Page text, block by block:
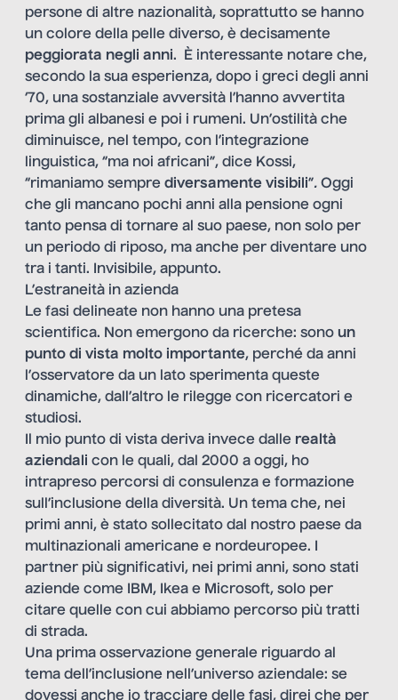
persone di altre nazionalità, soprattutto se hanno
un colore della pelle diverso, è decisamente
peggiorata negli anni. È interessante notare che,
secondo la sua esperienza, dopo i greci degli anni
‘70, una sostanziale avversità l’hanno avvertita
prima gli albanesi e poi i rumeni. Un’ostilità che
diminuisce, nel tempo, con l’integrazione
linguistica, “ma noi africani”, dice Kossi,
“rimaniamo sempre diversamente visibili”. Oggi
che gli mancano pochi anni alla pensione ogni
tanto pensa di tornare al suo paese, non solo per
un periodo di riposo, ma anche per diventare uno
tra i tanti. Invisibile, appunto.
L’estraneità in azienda
Le fasi delineate non hanno una pretesa
scientifica. Non emergono da ricerche: sono un
punto di vista molto importante, perché da anni
l’osservatore da un lato sperimenta queste
dinamiche, dall’altro le rilegge con ricercatori e
studiosi.
Il mio punto di vista deriva invece dalle realtà
aziendali con le quali, dal 2000 a oggi, ho
intrapreso percorsi di consulenza e formazione
sull’inclusione della diversità. Un tema che, nei
primi anni, è stato sollecitato dal nostro paese da
multinazionali americane e nordeuropee. I
partner più significativi, nei primi anni, sono stati
aziende come IBM, Ikea e Microsoft, solo per
citare quelle con cui abbiamo percorso più tratti
di strada.
Una prima osservazione generale riguardo al
tema dell’inclusione nell’universo aziendale: se
dovessi anche io tracciare delle fasi, direi che per